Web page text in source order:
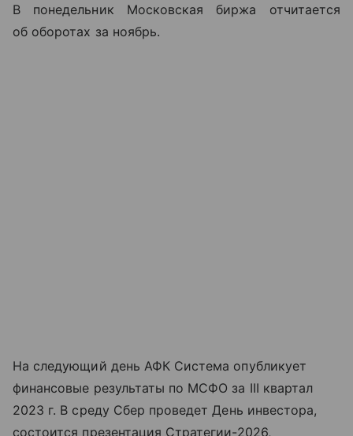
В понедельник Московская биржа отчитается
об оборотах за ноябрь.
На следующий день АФК Система опубликует
финансовые результаты по МСФО за III квартал
2023 г. В среду Сбер проведет День инвестора,
состоится презентация Стратегии-2026,